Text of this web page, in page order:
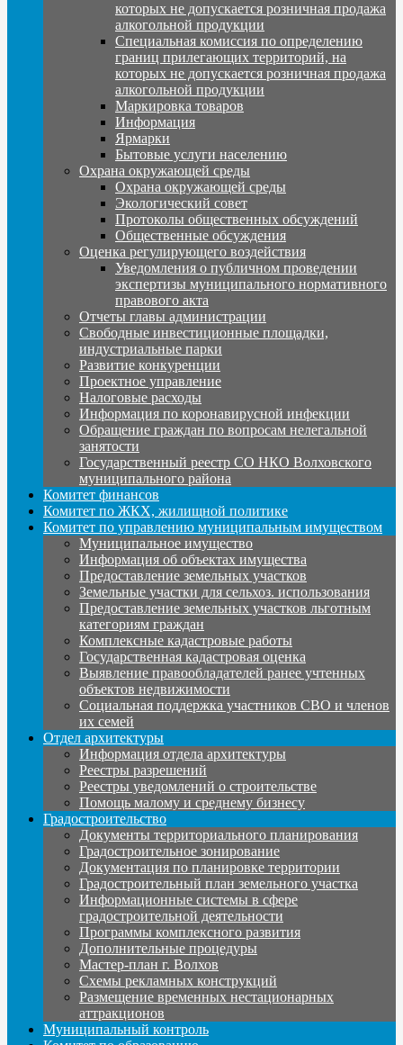
которых не допускается розничная продажа
алкогольной продукции
Специальная комиссия по определению
границ прилегающих территорий, на
которых не допускается розничная продажа
алкогольной продукции
Маркировка товаров
Информация
Ярмарки
Бытовые услуги населению
Охрана окружающей среды
Охрана окружающей среды
Экологический совет
Протоколы общественных обсуждений
Общественные обсуждения
Оценка регулирующего воздействия
Уведомления о публичном проведении
экспертизы муниципального нормативного
правового акта
Отчеты главы администрации
Свободные инвестиционные площадки,
индустриальные парки
Развитие конкуренции
Проектное управление
Налоговые расходы
Информация по коронавирусной инфекции
Обращение граждан по вопросам нелегальной
занятости
Государственный реестр СО НКО Волховского
муниципального района
Комитет финансов
Комитет по ЖКХ, жилищной политике
Комитет по управлению муниципальным имуществом
Муниципальное имущество
Информация об объектах имущества
Предоставление земельных участков
Земельные участки для сельхоз. использования
Предоставление земельных участков льготным
категориям граждан
Комплексные кадастровые работы
Государственная кадастровая оценка
Выявление правообладателей ранее учтенных
объектов недвижимости
Социальная поддержка участников СВО и членов
их семей
Отдел архитектуры
Информация отдела архитектуры
Реестры разрешений
Реестры уведомлений о строительстве
Помощь малому и среднему бизнесу
Градостроительство
Документы территориального планирования
Градостроительное зонирование
Документация по планировке территории
Градостроительный план земельного участка
Информационные системы в сфере
градостроительной деятельности
Программы комплексного развития
Дополнительные процедуры
Мастер-план г. Волхов
Схемы рекламных конструкций
Размещение временных нестационарных
аттракционов
Муниципальный контроль